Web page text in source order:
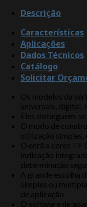
Descrição
Características
Aplicações
Dados Técnicos
Catálogo
Solicitar
Os modelos da
universais, digital,
Eles distinguem-
O modo de
utilização
O ecrã a cores
indicação
determinação
A grande escolha
simples ou
de aplicação
O software de